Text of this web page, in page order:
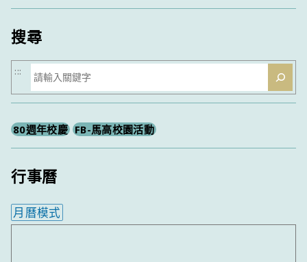
類
搜尋
搜
尋
:::
80週年校慶 FB-馬高校園活動
行事曆
月曆模式